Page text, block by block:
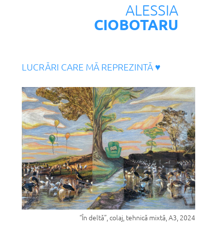
ALESSIA
CIOBOTARU
LUCRĂRI CARE MĂ REPREZINTĂ ♥︎
“În deltă”, colaj, tehnică mixtă, A3, 2024